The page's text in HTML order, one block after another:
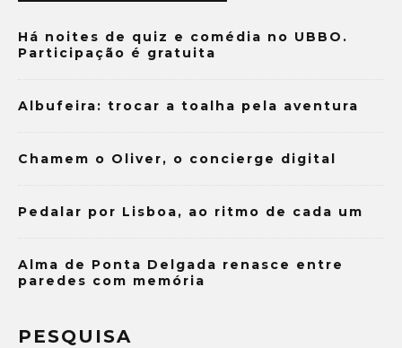
Há noites de quiz e comédia no UBBO.
Participação é gratuita
Albufeira: trocar a toalha pela aventura
Chamem o Oliver, o concierge digital
Pedalar por Lisboa, ao ritmo de cada um
Alma de Ponta Delgada renasce entre
paredes com memória
PESQUISA